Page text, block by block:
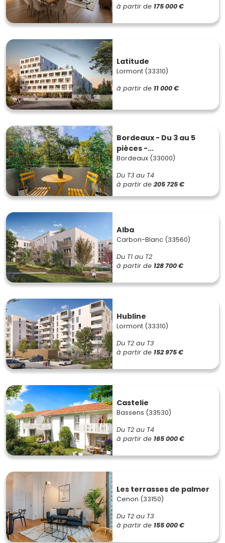
à partir de 175 000 €
Latitude
Lormont (33310)
à partir de 11 000 €
Bordeaux - Du 3 au 5
pièces -...
Bordeaux (33000)
Du T3 au T4
à partir de 205 725 €
Alba
Carbon-Blanc (33560)
Du T1 au T2
à partir de 128 700 €
Hubline
Lormont (33310)
Du T2 au T3
à partir de 152 975 €
Castelie
Bassens (33530)
Du T2 au T4
à partir de 165 000 €
Les terrasses de palmer
Cenon (33150)
Du T2 au T3
à partir de 155 000 €